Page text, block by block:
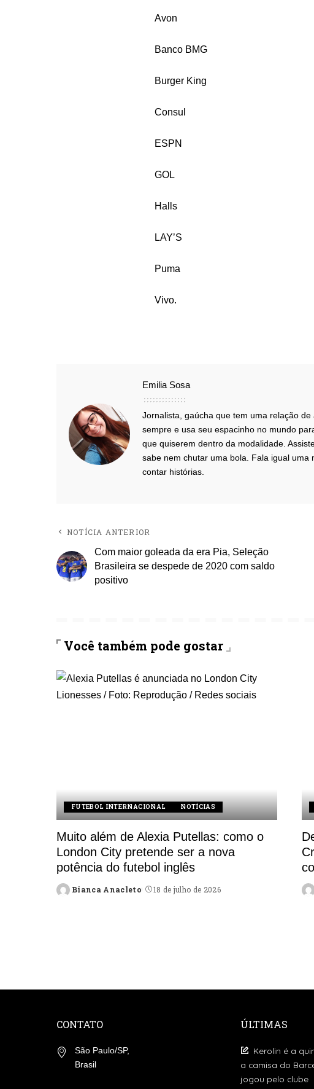
Avon
Banco BMG
Burger King
Consul
ESPN
GOL
Halls
LAY’S
Puma
Vivo.
Emilia Sosa
Jornalista, gaúcha que tem uma relação
sempre e usa seu espacinho no mundo
que quiserem dentro da modalidade.
sabe nem chutar uma bola. Fala igual
contar histórias.
NOTÍCIA ANTERIOR
Com maior goleada da era Pia, Seleção
Brasileira se despede de 2020 com saldo
positivo
Você também pode gostar
FUTEBOL INTERNACIONAL NOTÍCIAS
Muito além de Alexia Putellas: como o
London City pretende ser a nova
potência do futebol inglês
Posted
Bianca Anacleto 18 de julho de 2026
CONTATO
São Paulo/SP,
Brasil
ÚLTIMAS
Kerolin é a
a camisa do
jogou pelo clube